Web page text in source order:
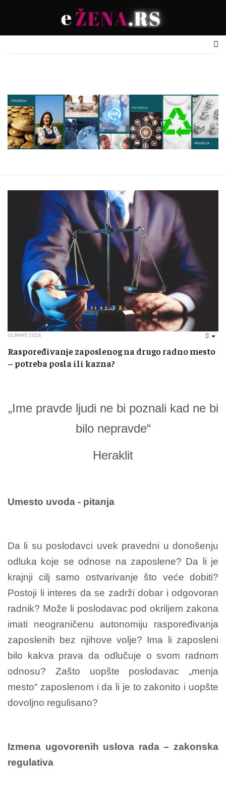
01 MART 2024
Raspoređivanje zaposlenog na drugo radno mesto
– potreba posla ili kazna?
„Ime pravde ljudi ne bi poznali kad ne bi
bilo nepravde“
Heraklit
Umesto uvoda - pitanja
Da li su poslodavci uvek pravedni u donošenju
odluka koje se odnose na zaposlene? Da li je
krajnji cilj samo ostvarivanje što veće dobiti?
Postoji li interes da se zadrži dobar i odgovoran
radnik? Može li poslodavac pod okriljem zakona
imati neograničenu autonomiju raspoređivanja
zaposlenih bez njihove volje? Ima li zaposleni
bilo kakva prava da odlučuje o svom radnom
odnosu? Zašto uopšte poslodavac „menja
mesto“ zaposlenom i da li je to zakonito i uopšte
dovoljno regulisano?
Izmena ugovorenih uslova rada – zakonska
regulativa